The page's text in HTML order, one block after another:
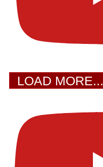
LOAD MORE...